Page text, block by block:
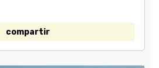
compartir